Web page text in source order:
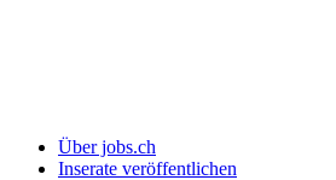
Über jobs.ch
Inserate veröffentlichen